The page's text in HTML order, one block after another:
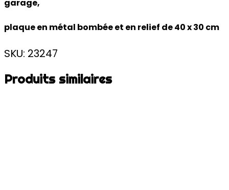
garage,
plaque en métal bombée et en relief de 40 x 30 cm
SKU: 23247
Produits similaires